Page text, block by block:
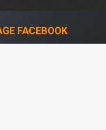
FACEBOOK